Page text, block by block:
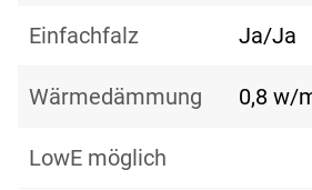
Einfachfalz Ja/Ja
Wärmedämmung 0,8 w/
LowE möglich